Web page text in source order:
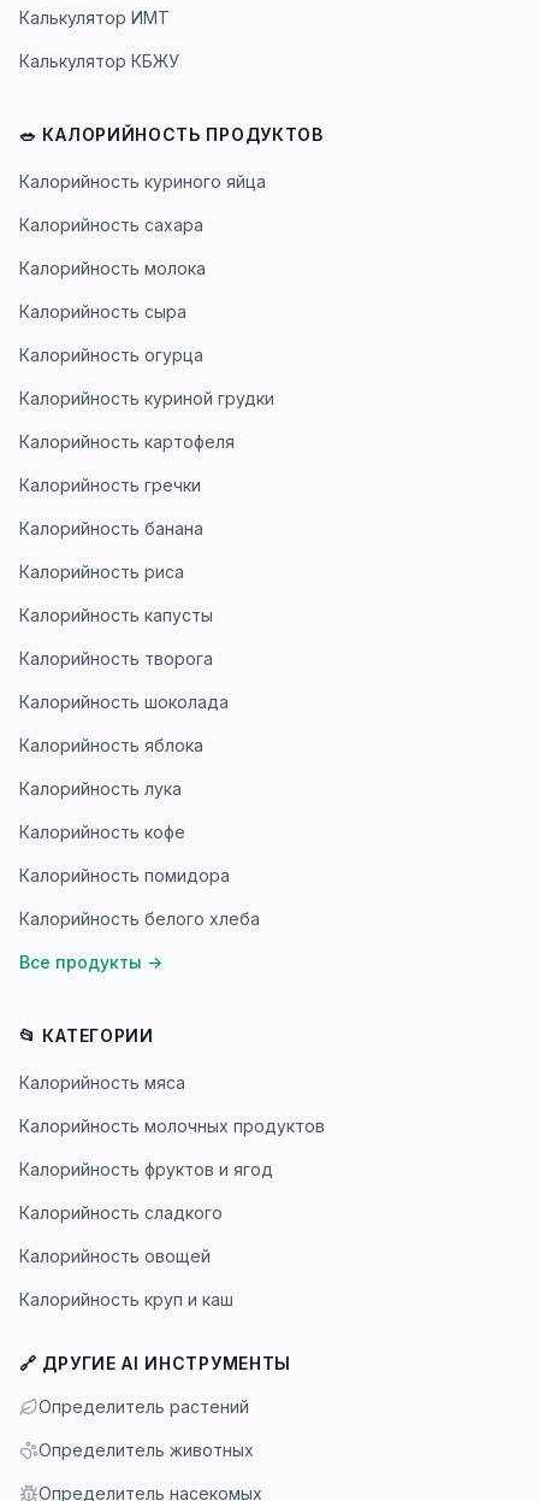
Калькулятор ИМТ
Калькулятор КБЖУ
🥗 КАЛОРИЙНОСТЬ ПРОДУКТОВ
Калорийность куриного яйца
Калорийность сахара
Калорийность молока
Калорийность сыра
Калорийность огурца
Калорийность куриной грудки
Калорийность картофеля
Калорийность гречки
Калорийность банана
Калорийность риса
Калорийность капусты
Калорийность творога
Калорийность шоколада
Калорийность яблока
Калорийность лука
Калорийность кофе
Калорийность помидора
Калорийность белого хлеба
Все продукты →
📂 КАТЕГОРИИ
Калорийность мяса
Калорийность молочных продуктов
Калорийность фруктов и ягод
Калорийность сладкого
Калорийность овощей
Калорийность круп и каш
🔗 ДРУГИЕ AI ИНСТРУМЕНТЫ
Определитель растений
Определитель животных
Определитель насекомых